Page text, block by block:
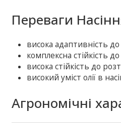
Переваги
висока адаптивність
комплексна стійкість
висока стійкість до
високий уміст олії в
Агрономічні